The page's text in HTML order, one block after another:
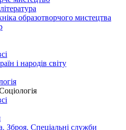
образотворчого мистецтва
і народів світу
Зброя. Спеціальні служби